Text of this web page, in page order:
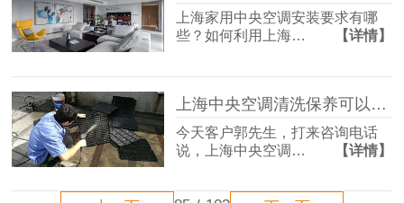
上海家用中央空调安装要求有哪
些？如何利用上海…
【详情】
上海中央空调清洗保养可以自己动手吗？
今天客户郭先生，打来咨询电话
说，上海中央空调…
【详情】